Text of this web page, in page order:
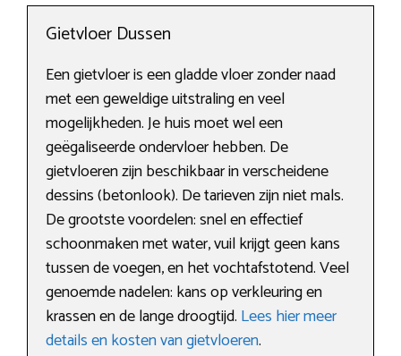
Gietvloer Dussen
Een gietvloer is een gladde vloer zonder naad
met een geweldige uitstraling en veel
mogelijkheden. Je huis moet wel een
geëgaliseerde ondervloer hebben. De
gietvloeren zijn beschikbaar in verscheidene
dessins (betonlook). De tarieven zijn niet mals.
De grootste voordelen: snel en effectief
schoonmaken met water, vuil krijgt geen kans
tussen de voegen, en het vochtafstotend. Veel
genoemde nadelen: kans op verkleuring en
krassen en de lange droogtijd. Lees hier meer
details en kosten van gietvloeren.